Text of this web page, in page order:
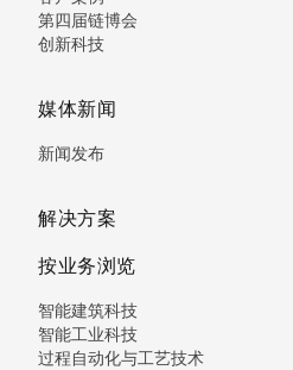
第四届链博会
创新科技
媒体新闻
新闻发布
解决方案
按业务浏览
智能建筑科技
智能工业科技
过程自动化与工艺技术